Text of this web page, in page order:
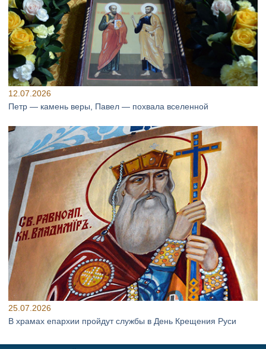
12.07.2026
Петр — камень веры, Павел — похвала вселенной
25.07.2026
В храмах епархии пройдут службы в День Крещения Руси